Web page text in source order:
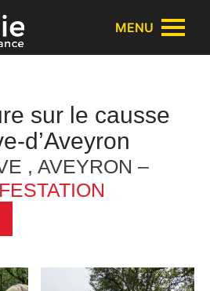
MENU
sur le causse
d’Aveyron
, AVEYRON –